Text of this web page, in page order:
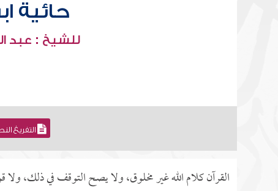
حائية
للشيخ : عبد
التفريغ
القرآن كلام الله غير مخلوق، ولا يصح التوقف في ذلك،